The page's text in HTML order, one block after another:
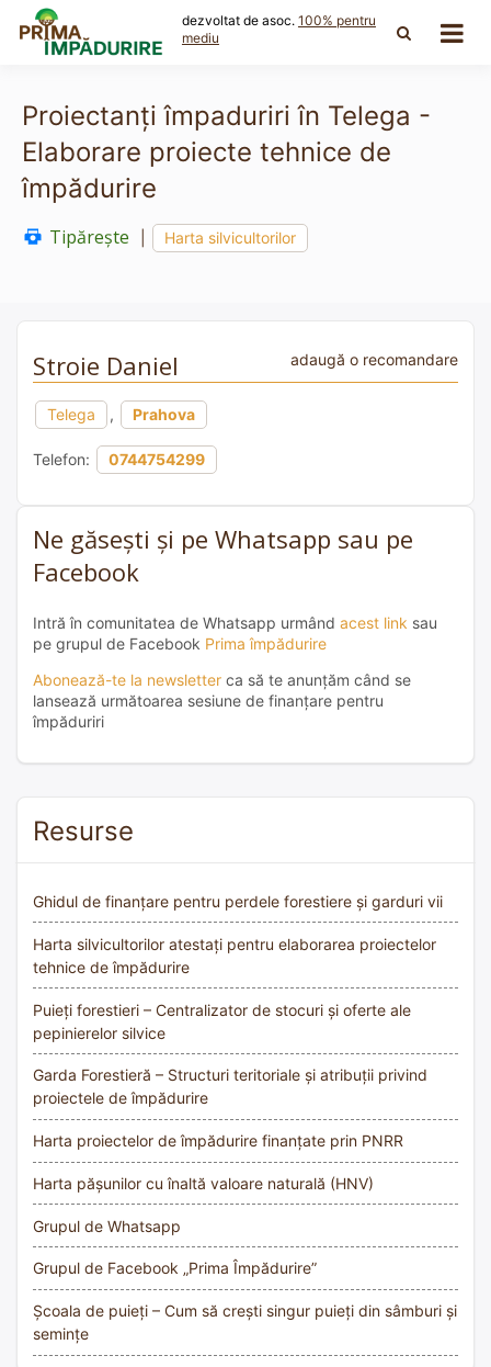
content
dezvoltat de asoc. 100% pentru
mediu
Proiectanți împaduriri în Telega -
Elaborare proiecte tehnice de
împădurire
Tipărește Harta silvicultorilor
Stroie Daniel adaugă o recomandare
Telega , Prahova
Telefon: 0744754299
Ne găsești și pe Whatsapp sau pe
Facebook
Intră în comunitatea de Whatsapp urmând acest link sau
pe grupul de Facebook Prima împădurire
Abonează-te la newsletter ca să te anunțăm când se
lansează următoarea sesiune de finanțare pentru
împăduriri
Resurse
Ghidul de finanțare pentru perdele forestiere și garduri vii
Harta silvicultorilor atestați pentru elaborarea proiectelor
tehnice de împădurire
Puieți forestieri – Centralizator de stocuri și oferte ale
pepinierelor silvice
Garda Forestieră – Structuri teritoriale și atribuții privind
proiectele de împădurire
Harta proiectelor de împădurire finanțate prin PNRR
Harta pășunilor cu înaltă valoare naturală (HNV)
Grupul de Whatsapp
Grupul de Facebook „Prima Împădurire”
Școala de puieți – Cum să crești singur puieți din sâmburi și
semințe